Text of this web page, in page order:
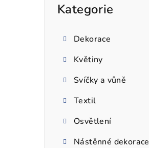
Přeskočit
Kategorie
Dekorace
Květiny
Svíčky a vůně
Textil
Osvětlení
Nástěnné dekorace